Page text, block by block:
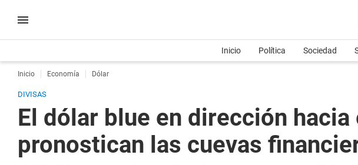
Inicio Política Sociedad
Inicio Economía Dólar
DIVISAS
El dólar blue en dirección
pronostican las cuevas